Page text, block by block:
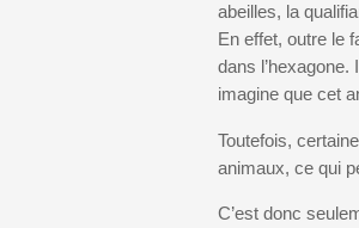
abeilles, la
En effet, outre le
dans
imagine que cet
Toutefois,
animaux, ce qui
C’est donc